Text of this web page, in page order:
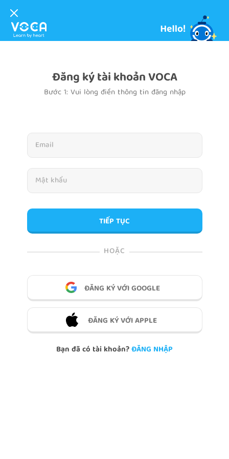
Đăng ký tài khoản VOCA
Bước 1: Vui lòng điền thông tin đăng nhập
TIẾP TỤC
HOẶC
ĐĂNG KÝ VỚI GOOGLE
ĐĂNG KÝ VỚI APPLE
Bạn đã có tài khoản?ĐĂNG NHẬP